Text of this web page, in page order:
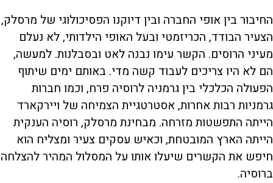
החיבור בין אופי החברה ובין דיוקנו הפסיכולוגי של מרסלק,
הצעיר הבודד, הכריזמטי ובעל האופי הילדותי, לא נעלם
מעיני הרוסים. הקשר עימו נבנה לאט ובסבלנות. למעשה,
הם לא היו צריכים לעבוד קשה מדי. באותם ימים שיתוף
הפעולה הכלכלי בין גרמניה לרוסיה פרח, וכמו חברות
גרמניות רבות אחרות, אסטרטגיית הצמיחה של ויירקארד
הייתה התפשטות מזרחה. מבחינת מרסלק, רוסיה הענקית
הייתה הארץ המובטחת, וכאיש עסקים צעיר ומצליח הוא
חיפש את הקשרים שיעלו אותו על המסלול המהיר להצלחה
ברוסיה.